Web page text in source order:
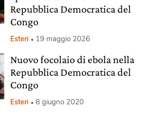
Repubblica Democratica del
Congo
Esteri 19 maggio 2026
Nuovo focolaio di ebola nella
Repubblica Democratica del
Congo
Esteri 8 giugno 2020